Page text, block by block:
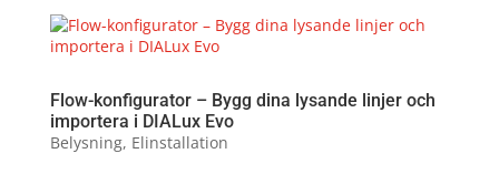
Flow-konfigurator – Bygg dina lysande linjer och
importera i DIALux Evo
Belysning, Elinstallation